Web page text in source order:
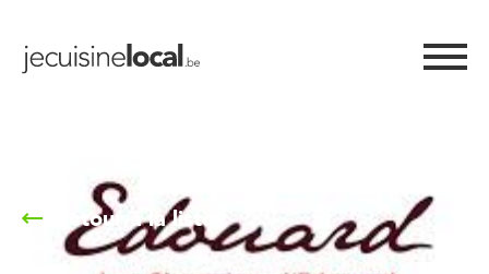
Retour à la liste